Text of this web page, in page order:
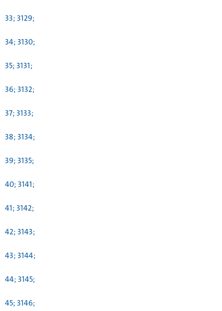
33; 3129;
34; 3130;
35; 3131;
36; 3132;
37; 3133;
38; 3134;
39; 3135;
40; 3141;
41; 3142;
42; 3143;
43; 3144;
44; 3145;
45; 3146;